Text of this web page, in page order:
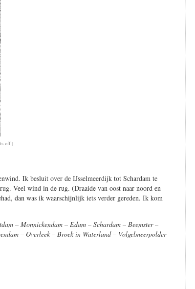
offon
/
1.20
|
Ik besluit over de IJsselmeerdijk tot Schardam te
Veel wind in de rug. (Draaide van oost naar noord en
dan was ik waarschijnlijk iets verder gereden. Ik kom
– Monnickendam – Edam – Schardam – Beemster –
– Overleek – Broek in Waterland – Volgelmeerpolder